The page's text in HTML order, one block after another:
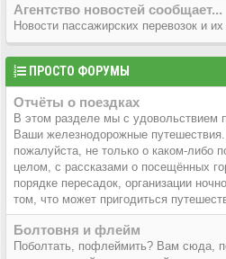
Агентство новостей сообщает...
Новости пассажирских перевозок и
ПРОСТО ФОРУМЫ
Отчёты о поездках
В этом разделе мы с удовольствием
Ваши железнодорожные
пожалуйста, не только о каком-либо
целом, с рассказами о посещённых
порядке пересадок, организации
том, что может пригодиться
Болтовня и флейм
Поболтать, пофлеймить? Вам сюда,